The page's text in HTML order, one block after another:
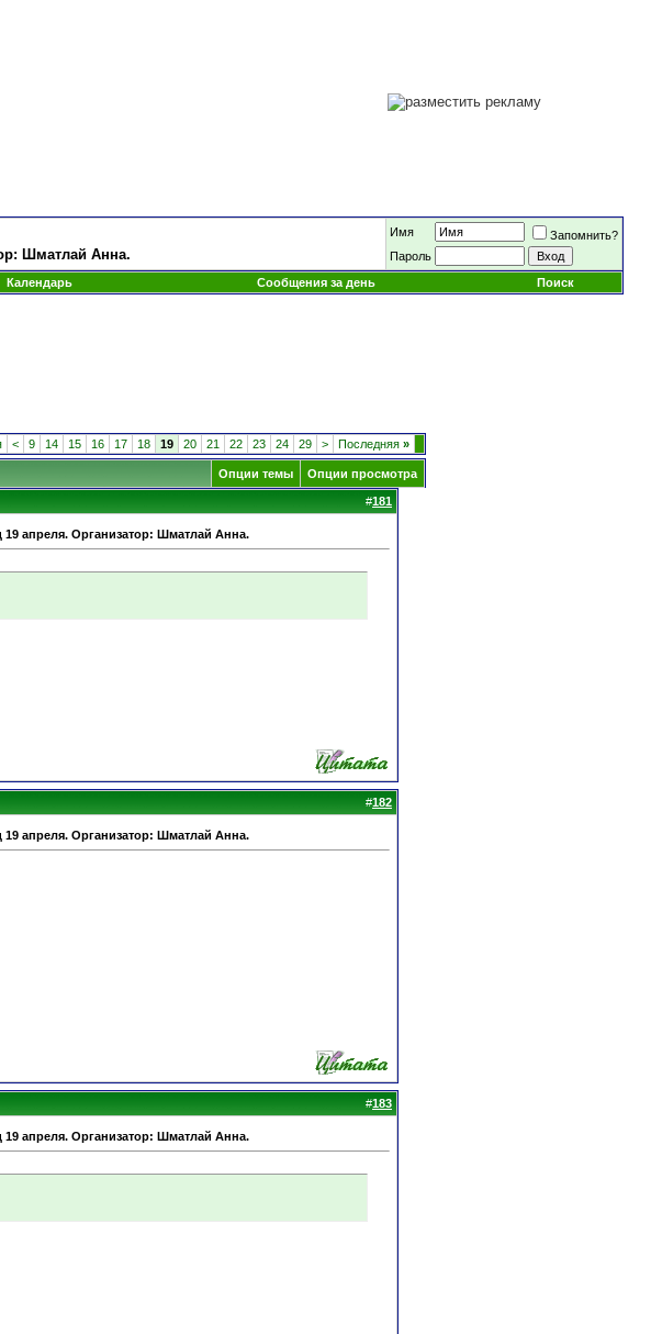
Шматлай Анна.
Имя
Запомнить?
Пароль
Календарь Сообщения за день Поиск
< 9 14 15 16 17 18 19 20 21 22 23 24 29 > Последняя »
Опции темы Опции просмотра
#181
апреля. Организатор: Шматлай Анна.
#182
апреля. Организатор: Шматлай Анна.
#183
апреля. Организатор: Шматлай Анна.